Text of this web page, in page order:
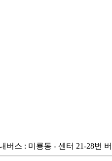
스 : 미룡동 - 센터 21-28번